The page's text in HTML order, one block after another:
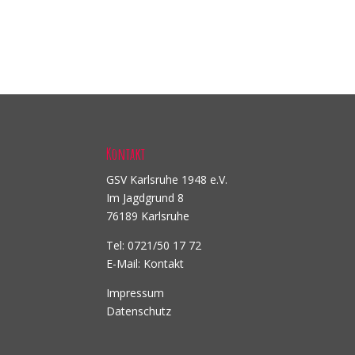
Kontakt
GSV Karlsruhe 1948 e.V.
Im Jagdgrund 8
76189 Karlsruhe
Tel: 0721/50 17 72
E-Mail: Kontakt
Impressum
Datenschutz